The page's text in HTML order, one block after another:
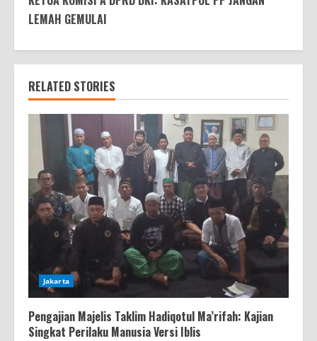
LEMAH GEMULAI
RELATED STORIES
Jakarta
Pengajian Majelis Taklim Hadiqotul Ma’rifah: Kajian
Singkat Perilaku Manusia Versi Iblis